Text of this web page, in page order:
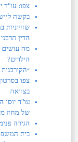
צפו: עו"ד
בקשה
הדין הרבני
מה עושים
הילדים?
צפו
בצוואה
עו"ד יוסי
של מחוז
הגירה
בית